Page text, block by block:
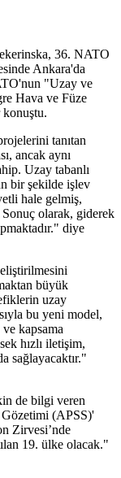
36.⁠ ⁠NATO
Ankara'da
"Uzay ve
Hava ve Füze
konuştu.
tanıtan
ancak aynı
Uzay tabanlı
bir şekilde işlev
hale gelmiş,
Sonuç olarak, giderek
diye
büyük
uzay
bu yeni model,
kapsama
hızlı iletişim,
sağlayacaktır."
de bilgi veren
(APSS)'
Zirvesi’nde
19. ülke olacak."